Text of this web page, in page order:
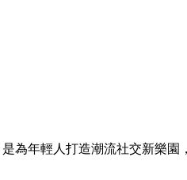
為年輕人打造潮流社交新樂園